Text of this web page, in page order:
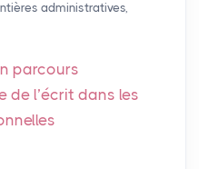
administratives,
parcours
de l’écrit dans les